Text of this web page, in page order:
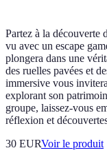
Partez à la découverte
vu avec un escape
plongera dans une
des ruelles pavées et
immersive vous
explorant son
groupe, laissez-vous
réflexion et
30 EURVoir le produit